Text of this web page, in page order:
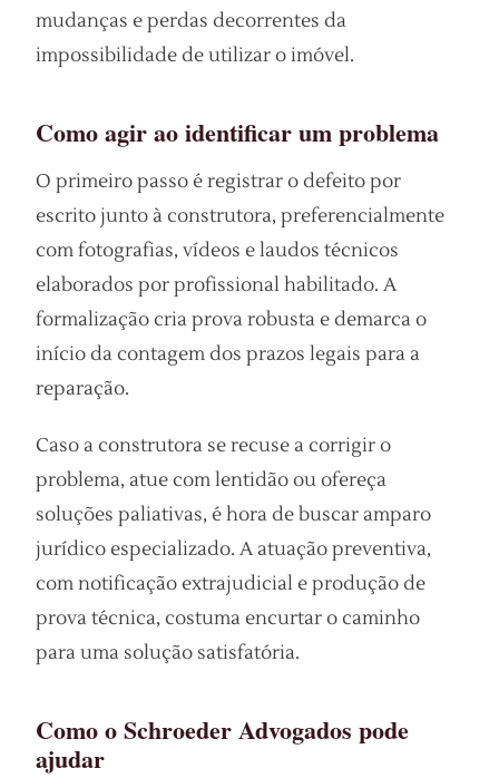
mudanças e perdas decorrentes da
impossibilidade de utilizar o imóvel.
Como agir ao identificar um problema
O primeiro passo é registrar o defeito por
escrito junto à construtora, preferencialmente
com fotografias, vídeos e laudos técnicos
elaborados por profissional habilitado. A
formalização cria prova robusta e demarca o
início da contagem dos prazos legais para a
reparação.
Caso a construtora se recuse a corrigir o
problema, atue com lentidão ou ofereça
soluções paliativas, é hora de buscar amparo
jurídico especializado. A atuação preventiva,
com notificação extrajudicial e produção de
prova técnica, costuma encurtar o caminho
para uma solução satisfatória.
Como o Schroeder Advogados pode
ajudar